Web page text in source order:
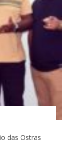
das Ostras